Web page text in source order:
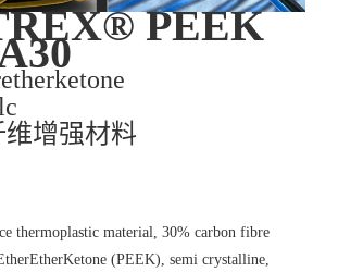
PEEK
维增强材料
thermoplastic material, 30% carbon fibre
(PEEK), semi crystalline,